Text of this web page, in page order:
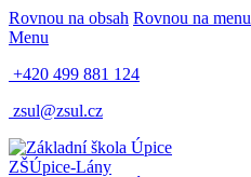
Rovnou na obsah Rovnou na menu
Menu
+420 499 881 124
zsul@zsul.cz
ZŠÚpice-Lány